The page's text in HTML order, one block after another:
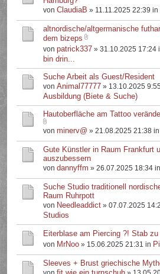
vonClaudiaB » 11.11.2025 22:39 in
altnordische/altgermanische
dem bizeps
vonpatrick337 » 31.10.2025 17:24
bin drin...
Suche Arbeit als Guest/Resident
vonAnimal77777 » 13.10.2025
Ausbildung (Biete & Suche)
Hautoberfläche am Tattoo
vonminerv@ » 21.08.2025 21:38 in
Gute Künstler in Raum Frankfurt
auszubessern
vondannyffm » 26.07.2025 18:34 in
Suche Studio traditionell
Raum Ruhrpott
von Needleaddict » 07.07.2025
Studios
Eiterblase am Piercing ?! Stab
von MrNoo » 15.06.2025 21:31 in
Sleeves + Brust griechische